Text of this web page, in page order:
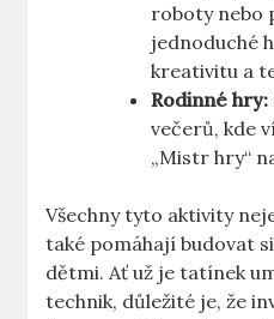
roboty nebo
jednoduché
kreativitu‌ a‍
Rodinné hry:
večerů, kde
„Mistr hry“‍
Všechny tyto aktivity
také pomáhají budovat
dětmi. Ať‍ už je tatínek
technik,​ důležité ‍je, že